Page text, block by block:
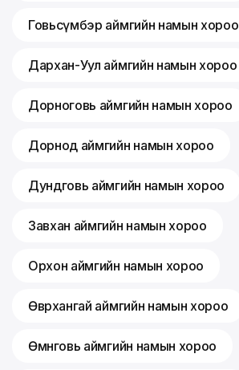
Говьсүмбэр аймгийн намын хороо
Дархан-Уул аймгийн намын хороо
Дорноговь аймгийн намын хороо
Дорнод аймгийн намын хороо
Дундговь аймгийн намын хороо
Завхан аймгийн намын хороо
Орхон аймгийн намын хороо
Өвөрхангай аймгийн намын хороо
Өмнөговь аймгийн намын хороо